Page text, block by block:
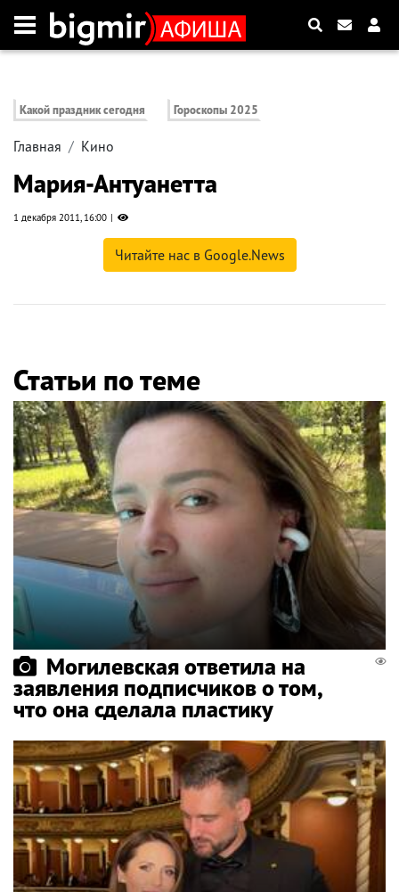
Какой праздник сегодня Гороскопы 2025
Главная Кино
Мария-Антуанетта
1 декабря 2011, 16:00
Читайте нас в Google.News
Статьи по теме
Могилевская ответила на
заявления подписчиков о том,
что она сделала пластику